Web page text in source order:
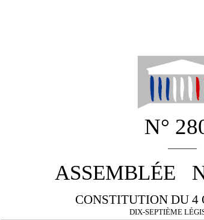
N°
ASSEMBLÉE
CONSTITUTION DU 4
DIX-SEPTIÈME